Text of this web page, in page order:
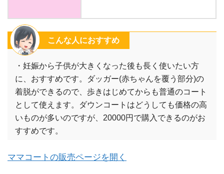
こんな人におすすめ
・妊娠から子供が大きくなった後も長く使いたい方
に、おすすめです。ダッガー(赤ちゃんを覆う部分)の
着脱ができるので、歩きはじめてからも普通のコート
として使えます。ダウンコートはどうしても価格の高
いものが多いのですが、20000円で購入できるのがお
すすめです。
ママコートの販売ページを開く